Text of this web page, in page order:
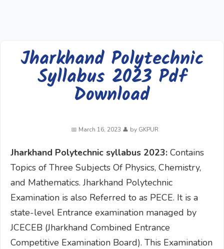
Jharkhand Polytechnic
Syllabus 2023 Pdf
Download
March 16, 2023 by GKPUR
Jharkhand Polytechnic syllabus 2023: Contains
Topics of Three Subjects Of Physics, Chemistry,
and Mathematics. Jharkhand Polytechnic
Examination is also Referred to as PECE. It is a
state-level Entrance examination managed by
JCECEB (Jharkhand Combined Entrance
Competitive Examination Board). This Examination